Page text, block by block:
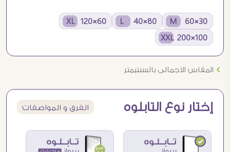
30×60 M
80×40 L
60×120 XL
100×200 XXL
Ö المقاس الاجمالى بالسنتيمتر
إختار نوع التابلوه الفرق و المواصفات